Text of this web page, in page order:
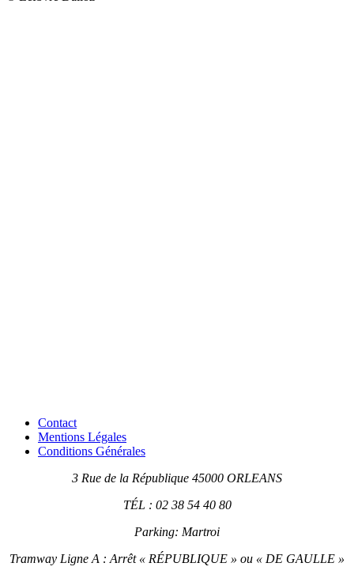
Contact
Mentions Légales
Conditions Générales
3 Rue de la République 45000 ORLEANS
TÉL : 02 38 54 40 80
Parking: Martroi
Tramway Ligne A : Arrêt « RÉPUBLIQUE » ou « DE GAULLE »